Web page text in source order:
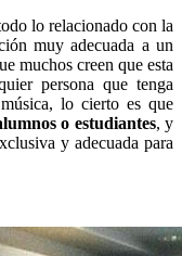
lo relacionado con la
muy adecuada a un
muchos creen que esta
persona que tenga
lo cierto es que
o estudiantes, y
y adecuada para